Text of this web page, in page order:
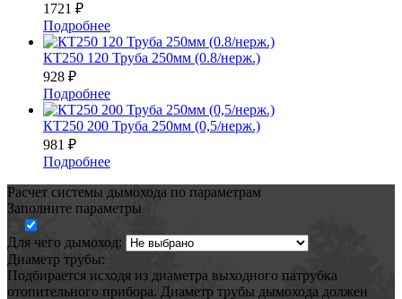
1721 ₽
Подробнее
КТ250 120 Труба 250мм (0.8/нерж.)
928 ₽
Подробнее
КТ250 200 Труба 250мм (0,5/нерж.)
981 ₽
Подробнее
Расчет системы дымохода по параметрам
Заполните параметры
Для чего дымоход:
Диаметр трубы:
Подбирается исходя из диаметра выходного патрубка
отопительного прибора. Диаметр трубы дымохода должен